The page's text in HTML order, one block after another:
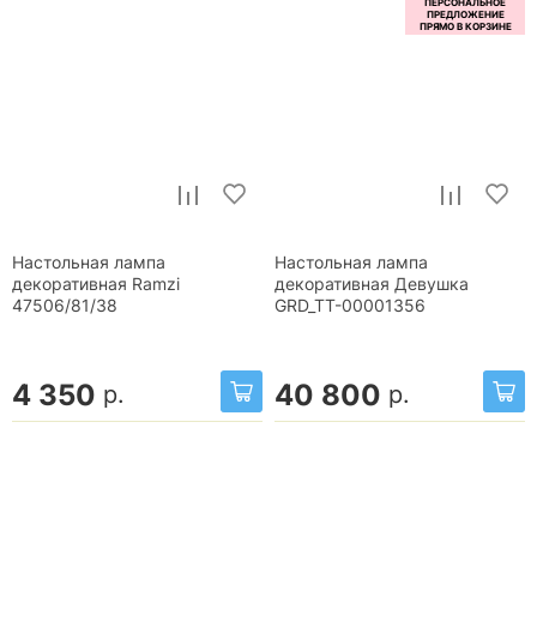
Настольная лампа
декоративная Ramzi
47506/81/38
4 350 р.
Настольная лампа
декоративная Девушка
GRD_TT-00001356
40 800 р.